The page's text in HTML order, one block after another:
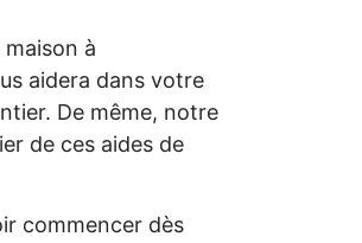
à
aidera dans votre
De même, notre
de ces aides de
commencer dès